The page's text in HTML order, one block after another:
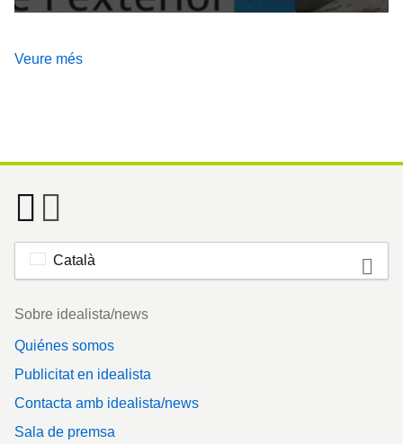
Veure més
Català
Footer
Sobre idealista/news
Quiénes somos
Publicitat en idealista
Contacta amb idealista/news
Sala de premsa